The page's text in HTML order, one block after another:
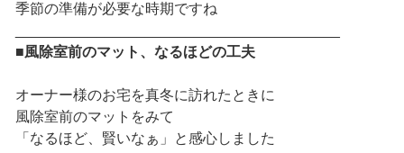
季節の準備が必要な時期ですね
■風除室前のマット、なるほどの工夫
オーナー様のお宅を真冬に訪れたときに
風除室前のマットをみて
「なるほど、賢いなぁ」と感心しました